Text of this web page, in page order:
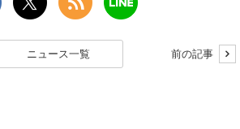
ニュース一覧 前の記事